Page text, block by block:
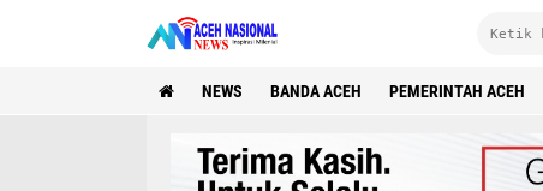
NEWS BANDA ACEH PEMERINTAH ACEH